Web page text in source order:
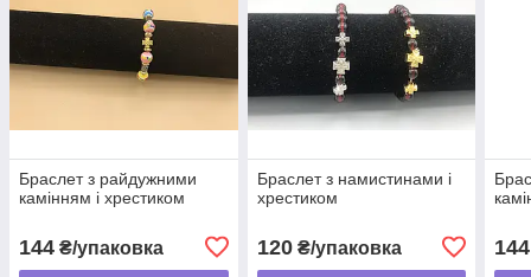
Браслет з райдужними
камінням і хрестиком
144 ₴/упаковка
Браслет з намистинами і
хрестиком
120₴/упаковка 144